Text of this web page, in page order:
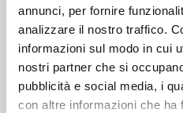
annunci, per fornire
analizzare il nostro traffico.
informazioni sul modo in cui
nostri partner che si
pubblicità e social media, i
con altre informazioni che ha